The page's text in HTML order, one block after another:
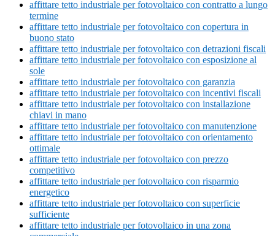
affittare tetto industriale per fotovoltaico con contratto a lungo
termine
affittare tetto industriale per fotovoltaico con copertura in
buono stato
affittare tetto industriale per fotovoltaico con detrazioni fiscali
affittare tetto industriale per fotovoltaico con esposizione al
sole
affittare tetto industriale per fotovoltaico con garanzia
affittare tetto industriale per fotovoltaico con incentivi fiscali
affittare tetto industriale per fotovoltaico con installazione
chiavi in mano
affittare tetto industriale per fotovoltaico con manutenzione
affittare tetto industriale per fotovoltaico con orientamento
ottimale
affittare tetto industriale per fotovoltaico con prezzo
competitivo
affittare tetto industriale per fotovoltaico con risparmio
energetico
affittare tetto industriale per fotovoltaico con superficie
sufficiente
affittare tetto industriale per fotovoltaico in una zona